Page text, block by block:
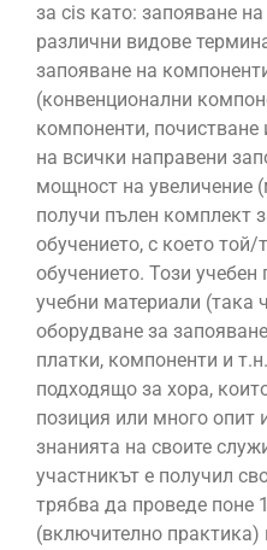
за cis като: запояване
различни видове
запояване на
(конвенционални
компоненти, почистване
на всички направени
мощност на увеличение
получи пълен комплект
обучението, с което
обучението. Този
учебни материали (така
оборудване за
платки, компоненти и
подходящо за хора,
позиция или много опит
знанията на своите
участникът е получил
трябва да проведе поне
(включително практика)